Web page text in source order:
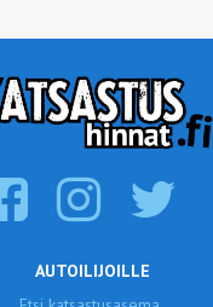
AUTOILIJOILLE